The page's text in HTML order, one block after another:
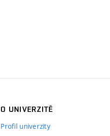
O UNIVERZITĚ
Profil univerzity